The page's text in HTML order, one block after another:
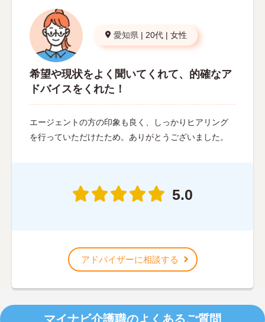
愛知県 | 20代 | 女性
希望や現状をよく聞いてくれて、的確なア
ドバイスをくれた！
エージェントの方の印象も良く、しっかりヒアリング
を行っていただけたため。ありがとうございました。
5.0
アドバイザーに相談する
マイナビ介護職のよくあるご質問